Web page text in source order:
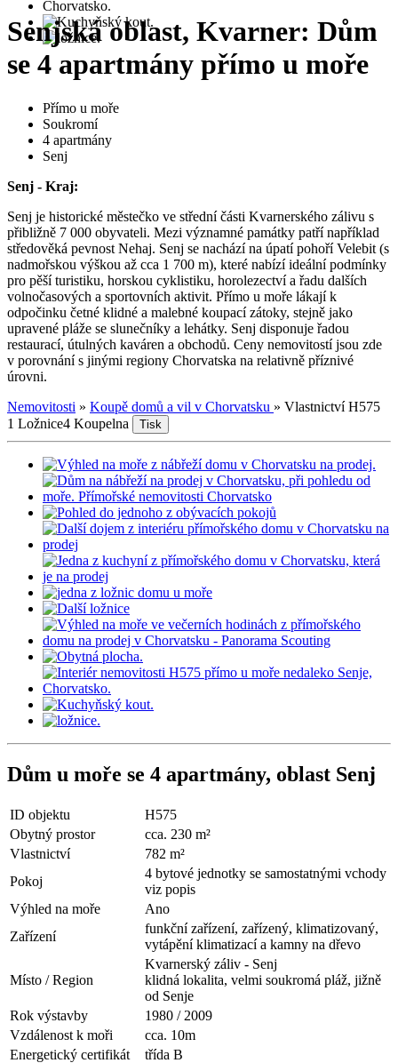
Senjská oblast, Kvarner: Dům
se 4 apartmány přímo u moře
Přímo u moře
Soukromí
4 apartmány
Senj
Senj - Kraj:
Senj je historické městečko ve střední části Kvarnerského zálivu s
přibližně 7 000 obyvateli. Mezi významné památky patří například
středověká pevnost Nehaj. Senj se nachází na úpatí pohoří Velebit (s
nadmořskou výškou až cca 1 700 m), které nabízí ideální podmínky
pro pěší turistiku, horskou cyklistiku, horolezectví a řadu dalších
volnočasových a sportovních aktivit. Přímo u moře lákají k
odpočinku četné klidné a malebné koupací zátoky, stejně jako
upravené pláže se slunečníky a lehátky. Senj disponuje řadou
restaurací, útulných kaváren a obchodů. Ceny nemovitostí jsou zde
v porovnání s jinými regiony Chorvatska na relativně příznivé
úrovni.
Nemovitosti » Koupě domů a vil v Chorvatsku » Vlastnictví H575
1 Ložnice4 Koupelna Tisk
Dům u moře se 4 apartmány, oblast Senj
ID objektu
H575
Obytný prostor
cca. 230 m²
Vlastnictví
782 m²
Pokoj
4 bytové jednotky se samostatnými vchody
viz popis
Výhled na moře
Ano
Zařízení
funkční zařízení, zařízený, klimatizovaný,
vytápění klimatizací a kamny na dřevo
Místo / Region
Kvarnerský záliv - Senj
klidná lokalita, velmi soukromá pláž, jižně
od Senje
Rok výstavby
1980 / 2009
Vzdálenost k moři
cca. 10m
Energetický certifikát
třída B